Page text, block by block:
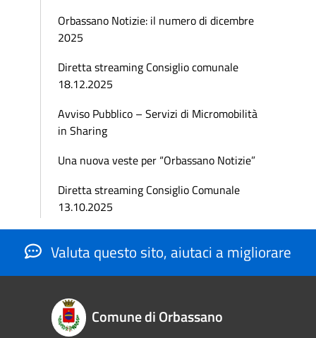
Orbassano Notizie: il numero di dicembre
2025
Diretta streaming Consiglio comunale
18.12.2025
Avviso Pubblico – Servizi di Micromobilità
in Sharing
Una nuova veste per “Orbassano Notizie”
Diretta streaming Consiglio Comunale
13.10.2025
Valuta questo sito, aiutaci a migliorare
Comune di Orbassano